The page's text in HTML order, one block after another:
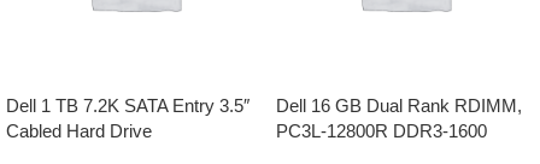
Dell 1 TB 7.2K SATA Entry 3.5″
Cabled Hard Drive
Dell 16 GB Dual Rank RDIMM,
PC3L-12800R DDR3-1600